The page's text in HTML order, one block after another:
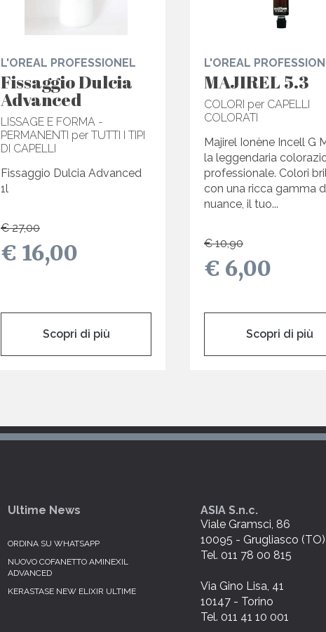
L'OREAL PROFESSIONEL
Fissaggio Dulcia
Advanced
LISSAGE E FORMA -
PERMANENTI per TUTTI I TIPI
DI CAPELLI
Fissaggio Dulcia Advanced
1l
€ 27,00
€ 16,00
Scopri di più
L'OREAL
MAJIREL 5.3
COLORI per CAPELLI
COLORATI
Majirel Ionène Incell G
la leggendaria
professionale. Colori
con una ricca gamma
nuance, il tuo...
€ 10,90
€ 6,00
Scopri di più
Ultime News
ORDINA SU WHATSAPP
NUOVO COFANETTO AMINEXIL
ADVANCED
KERASTASE NEW ELIXIR ULTIME
ASIA S.n.c.
Viale Gramsci, 86
10095 - Grugliasco (TO)
Tel. 011 78 00 815
Via Gino Lisa, 41
10147 - Torino
Tel. 011 41 10 001